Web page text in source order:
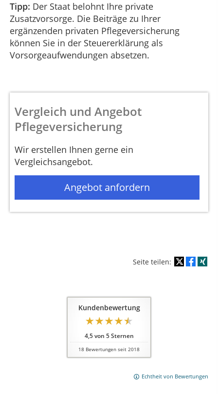
Tipp: Der Staat belohnt Ihre private
Zusatzvorsorge. Die Beiträge zu Ihrer
ergänzenden privaten Pflegeversicherung
können Sie in der Steuererklärung als
Vorsorgeaufwendungen absetzen.
Vergleich und Angebot
Pflegeversicherung
Wir erstellen Ihnen gerne ein
Vergleichsangebot.
Angebot anfordern
Seite teilen:
Kundenbewertung
4,5von 5Sternen
18 Bewertungen seit 2018
Echtheit von Bewertungen